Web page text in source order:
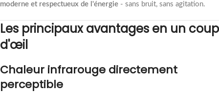
moderne et respectueux de l'énergie - sans bruit, sans agitation.
Les principaux avantages en un coup
d'œil
Chaleur infrarouge directement
perceptible